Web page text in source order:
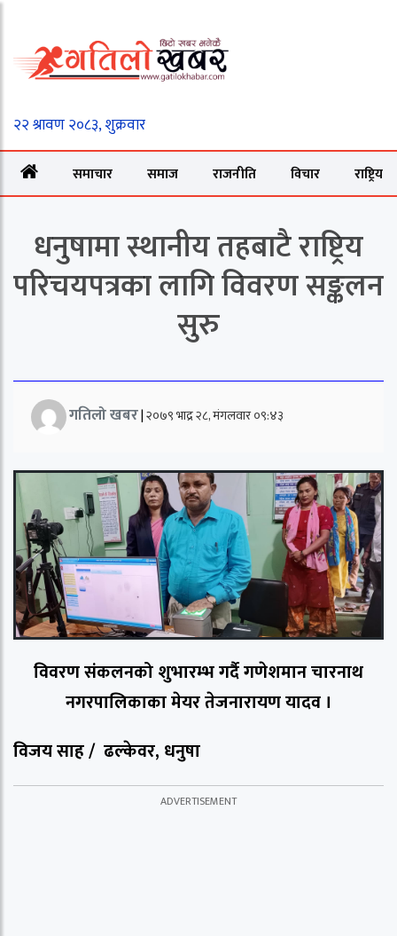
समाचार समाज राजनीति विचार राष्ट्रिय
धनुषामा स्थानीय तहबाटै राष्ट्रिय
परिचयपत्रका लागि विवरण सङ्कलन
सुरु
गतिलो खबर|२०७९ भाद्र २८, मंगलवार ०९:४३
विवरण संकलनको शुभारम्भ गर्दै गणेशमान चारनाथ
नगरपालिकाका मेयर तेजनारायण यादव ।
विजय साह / ढल्केवर, धनुषा